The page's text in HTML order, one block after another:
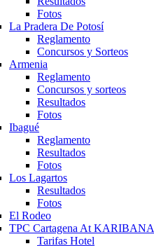
Fotos
La Pradera De Potosí
Reglamento
Concursos y Sorteos
Armenia
Reglamento
Concursos y sorteos
Resultados
Fotos
Ibagué
Reglamento
Resultados
Fotos
Los Lagartos
Resultados
Fotos
El Rodeo
TPC Cartagena At KARIBANA
Tarifas Hotel